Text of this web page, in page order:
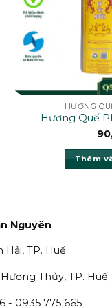
HƯƠNG
Hương Quế
Thêm
Nguyên
Hải, TP. Huế
Thủy, TP. Huế
- 0935 775 665